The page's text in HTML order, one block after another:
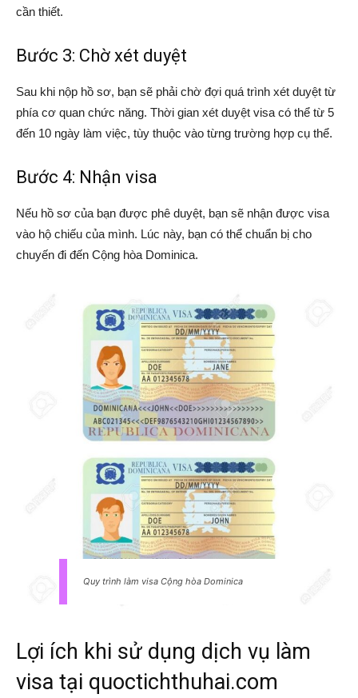
cần thiết.
Bước 3: Chờ xét duyệt
Sau khi nộp hồ sơ, bạn sẽ phải chờ đợi quá trình xét duyệt từ
phía cơ quan chức năng. Thời gian xét duyệt visa có thể từ 5
đến 10 ngày làm việc, tùy thuộc vào từng trường hợp cụ thể.
Bước 4: Nhận visa
Nếu hồ sơ của bạn được phê duyệt, bạn sẽ nhận được visa
vào hộ chiếu của mình. Lúc này, bạn có thể chuẩn bị cho
chuyến đi đến Cộng hòa Dominica.
Quy trình làm visa Cộng hòa Dominica
Lợi ích khi sử dụng dịch vụ làm
visa tại quoctichthuhai.com